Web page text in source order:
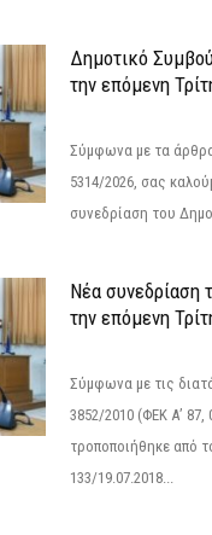
Δημοτικό
την επόμενη
Σύμφωνα με τα
5314/2026, σας
συνεδρίαση του
Νέα συνεδρίαση
την επόμενη
Σύμφωνα με τις
3852/2010 (ΦΕΚ Α’ 87,
τροποποιήθηκε από
133/19.07.2018...